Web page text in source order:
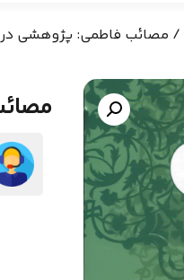
/ مصائب فاطمی: پژوهشی